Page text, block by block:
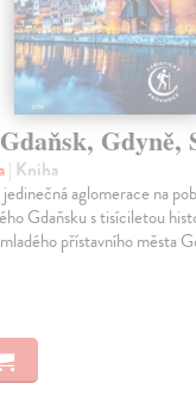
Gdyně,
| Kniha
aglomerace na
Gdaňsku s tisíciletou
přístavního města